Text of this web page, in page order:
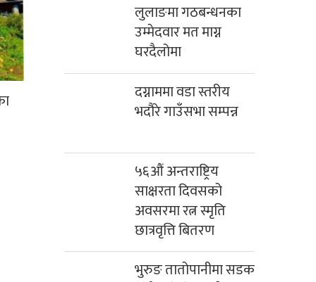
लुलाङमा गठबन्धनका
उम्मेदवार मत माग्न
घरदैलोमा
दग्नाममा वडा स्तरीय
भदौरे गाउँसभा सम्पन्न
५६औं अन्तराष्ट्रिय
साक्षरता दिवसको
अवसरमा रत्न स्मृति
छात्रवृत्ति बितरण
भुरुङ तातोपानीमा सडक